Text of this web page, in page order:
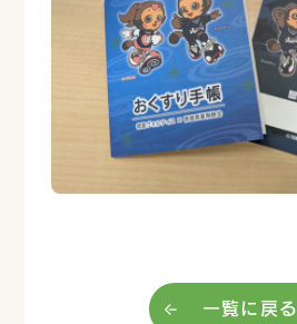
一覧に戻る